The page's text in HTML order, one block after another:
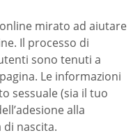
mirato ad aiutare
Il processo di
sono tenuti a
Le informazioni
sessuale (sia il tuo
alla
nascita.